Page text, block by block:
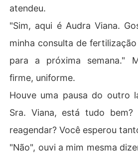
atendeu.
"Sim, aqui é Audra Viana.
minha consulta de
para a próxima semana."
firme, uniforme.
Houve uma pausa do outro
Sra. Viana, está tudo bem?
reagendar? Você esperou
"Não", ouvi a mim mesma